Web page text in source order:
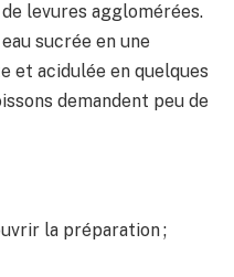
levures agglomérées.
sucrée en une
et acidulée en quelques
demandent peu de
la préparation ;